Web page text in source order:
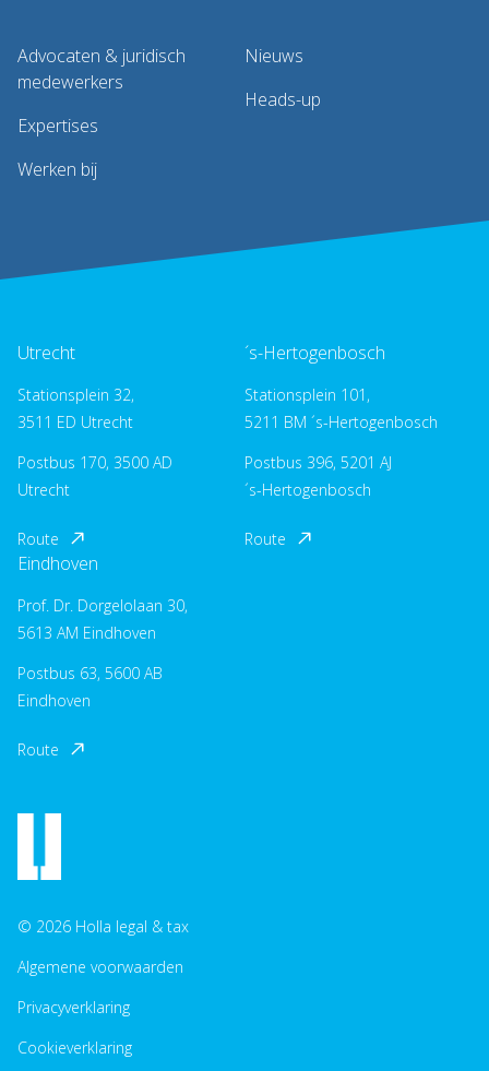
Advocaten & juridisch
medewerkers
Expertises
Werken bij
Nieuws
Heads-up
Utrecht
Stationsplein 32,
3511 ED Utrecht
Postbus 170, 3500 AD
Utrecht
Route
´s-Hertogenbosch
Stationsplein 101,
5211 BM ´s-Hertogenbosch
Postbus 396, 5201 AJ
´s-Hertogenbosch
Route
Eindhoven
Prof. Dr. Dorgelolaan 30,
5613 AM Eindhoven
Postbus 63, 5600 AB
Eindhoven
Route
© 2026 Holla legal & tax
Algemene voorwaarden
Privacyverklaring
Cookieverklaring